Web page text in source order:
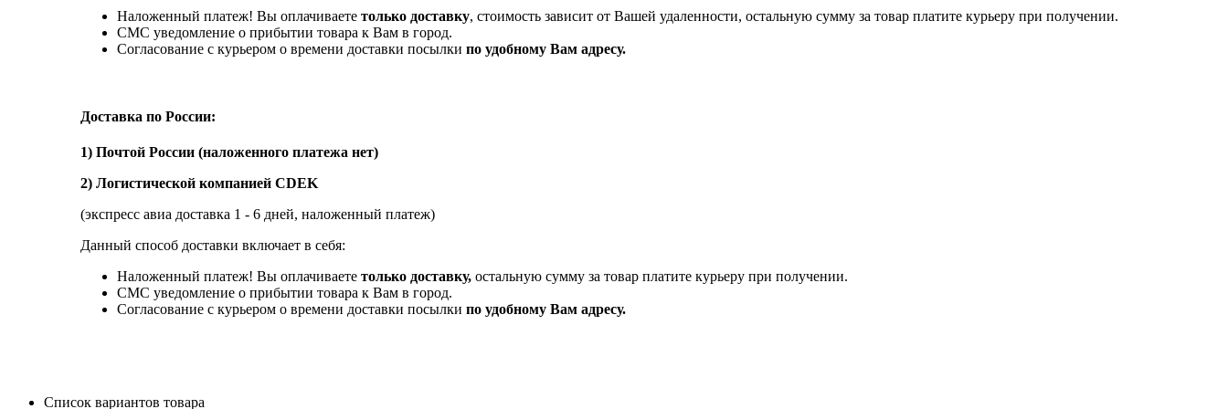
Наложенный платеж! Вы оплачиваете только доставку, стоимость зависит от Вашей удаленности, остальную сумму за товар платите курьеру при получении.
СМС уведомление о прибытии товара к Вам в город.
Согласование с курьером о времени доставки посылки по удобному Вам адресу.
Доставка по России:
1) Почтой России (наложенного платежа нет)
2) Логистической компанией CDEK
(экспресс авиа доставка 1 - 6 дней, наложенный платеж)
Данный способ доставки включает в себя:
Наложенный платеж! Вы оплачиваете только доставку, остальную сумму за товар платите курьеру при получении.
СМС уведомление о прибытии товара к Вам в город.
Согласование с курьером о времени доставки посылки по удобному Вам адресу.
Список вариантов товара